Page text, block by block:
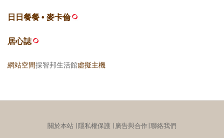
日日餐餐 • 麥卡倫
居心誌
網站空間採智邦生活館虛擬主機
關於本站 ∣隱私權保護 ∣ 廣告與合作∣聯絡我們